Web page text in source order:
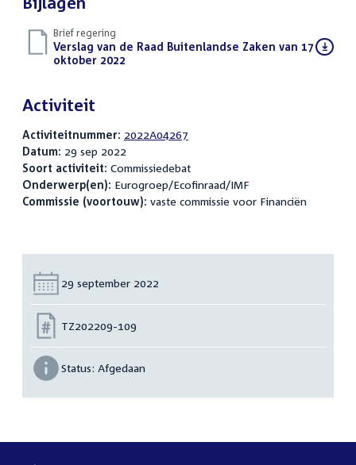
Brief regering
Download
bestand:
Verslag van de Raad Buitenlandse Zaken van 17
oktober 2022
Activiteit
Activiteitnummer: 2022A04267
Datum: 29 sep 2022
Soort activiteit: Commissiedebat
Onderwerp(en): Eurogroep/Ecofinraad/IMF
Commissie (voortouw): vaste commissie voor Financiën
Datum:
29 september 2022
Nummer:
TZ202209-109
Status: Afgedaan